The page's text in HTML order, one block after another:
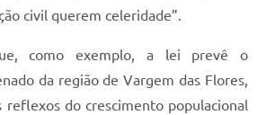
civil querem celeridade”.
como exemplo, a lei prevê o
da região de Vargem das Flores,
reflexos do crescimento populacional